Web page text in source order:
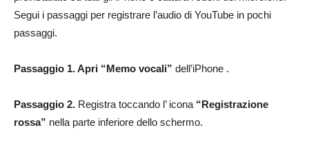
Segui i passaggi per registrare l’audio di YouTube in pochi
passaggi.
Passaggio 1. Apri “Memo vocali” dell’iPhone .
Passaggio 2. Registra toccando l’ icona “Registrazione
rossa” nella parte inferiore dello schermo.